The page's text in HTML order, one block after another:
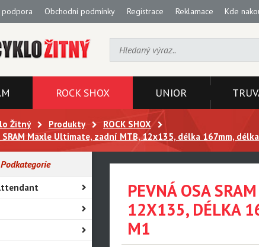
podpora Obchodní podmínky Registrace Reklamace Kde
ROCK SHOX UNIOR
Žitný Produkty
ROCK SHOX
SRAM Maxle Ultimate, zadní MTB, 12x135, délka 167mm,
Podkategorie
PEVNÁ OSA
12X135, DÉLKA
M1